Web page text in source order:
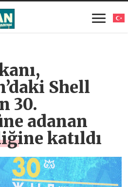
Shell
30.
adanan
katıldı